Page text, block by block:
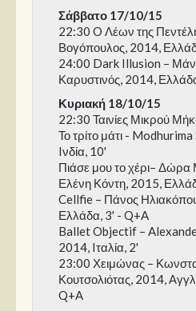
Σάββατο 17/10/15
22:30 O Λέων της
Βογόπουλος, 2014,
24:00 Dark Illusion –
Καρυστινός, 2014,
Κυριακή 18/10/15
22:30 Ταινίες Μικρού
Το τρίτο μάτι -
Iνδία, 10'
Πιάσε μου το χέρι–
Ελένη Κόντη, 2015,
Cellfie – Πάνος
Ελλάδα, 3' - Q+A
Ballet Objectif –
2014, Iταλία, 2'
23:00 Χειμώνας –
Κουτσολιότας, 2014,
Q+A